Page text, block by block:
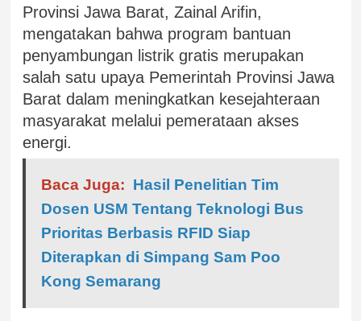
Provinsi Jawa Barat, Zainal Arifin,
mengatakan bahwa program bantuan
penyambungan listrik gratis merupakan
salah satu upaya Pemerintah Provinsi Jawa
Barat dalam meningkatkan kesejahteraan
masyarakat melalui pemerataan akses
energi.
Baca Juga: Hasil Penelitian Tim
Dosen USM Tentang Teknologi Bus
Prioritas Berbasis RFID Siap
Diterapkan di Simpang Sam Poo
Kong Semarang